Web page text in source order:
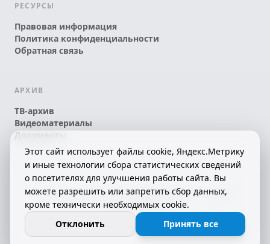
РЕСУРСЫ
Правовая информация
Политика конфиденциальности
Обратная связь
АРХИВ
ТВ-архив
Видеоматериалы
Документы
© 2026 АО «КРТК» • КОМИ ЙÖЗЛЫ — КОМИ
ТЕЛЕКАНАЛ!
СДЕЛАНО С ЛЮБОВЬЮ К РЕСПУБЛИКЕ КОМИ
16+
Этот сайт использует файлы cookie, Яндекс.Метрику
и иные технологии сбора статистических сведений
о посетителях для улучшения работы сайта. Вы
можете разрешить или запретить сбор данных,
кроме технически необходимых cookie.
Отклонить
Принять все